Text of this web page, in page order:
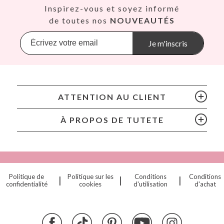
30500, Molina de Segura, Murcia
dpd@tutete.com
Banwood
BIBS
Cristina de Jos'h
Djeco
Inspirez-vous et soyez informé
de toutes nos NOUVEAUTÉS
Je m'inscris
ATTENTION AU CLIENT
À PROPOS DE TUTETE
Politique de
confidentialité
|
Politique sur les
cookies
|
Conditions
d'utilisation
|
Conditions
d'achat